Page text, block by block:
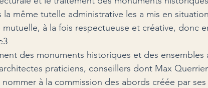
la même tutelle administrative les a mis en
mutuelle, à la fois respectueuse et créative, donc
des monuments historiques et des ensembles
praticiens, conseillers dont Max
à la commission des abords créée par ses